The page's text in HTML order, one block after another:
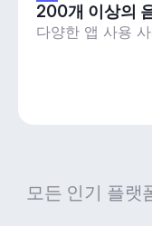
200개 이상의
다양한 앱 사용
모든 인기 플랫